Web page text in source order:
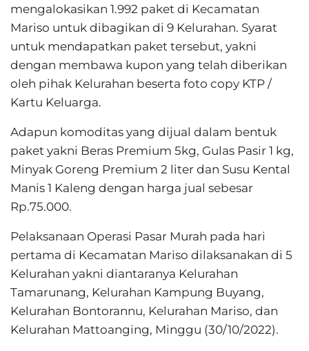
mengalokasikan 1.992 paket di Kecamatan
Mariso untuk dibagikan di 9 Kelurahan. Syarat
untuk mendapatkan paket tersebut, yakni
dengan membawa kupon yang telah diberikan
oleh pihak Kelurahan beserta foto copy KTP /
Kartu Keluarga.
Adapun komoditas yang dijual dalam bentuk
paket yakni Beras Premium 5kg, Gulas Pasir 1 kg,
Minyak Goreng Premium 2 liter dan Susu Kental
Manis 1 Kaleng dengan harga jual sebesar
Rp.75.000.
Pelaksanaan Operasi Pasar Murah pada hari
pertama di Kecamatan Mariso dilaksanakan di 5
Kelurahan yakni diantaranya Kelurahan
Tamarunang, Kelurahan Kampung Buyang,
Kelurahan Bontorannu, Kelurahan Mariso, dan
Kelurahan Mattoanging, Minggu (30/10/2022).